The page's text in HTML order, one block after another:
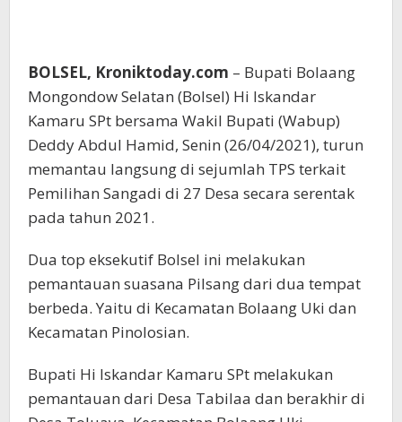
BOLSEL, Kroniktoday.com – Bupati Bolaang
Mongondow Selatan (Bolsel) Hi Iskandar
Kamaru SPt bersama Wakil Bupati (Wabup)
Deddy Abdul Hamid, Senin (26/04/2021), turun
memantau langsung di sejumlah TPS terkait
Pemilihan Sangadi di 27 Desa secara serentak
pada tahun 2021.
Dua top eksekutif Bolsel ini melakukan
pemantauan suasana Pilsang dari dua tempat
berbeda. Yaitu di Kecamatan Bolaang Uki dan
Kecamatan Pinolosian.
Bupati Hi Iskandar Kamaru SPt melakukan
pemantauan dari Desa Tabilaa dan berakhir di